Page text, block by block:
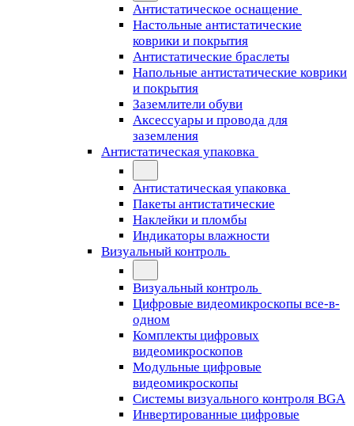
Антистатическое оснащение
Настольные антистатические
коврики и покрытия
Антистатические браслеты
Напольные антистатические коврики
и покрытия
Заземлители обуви
Аксессуары и провода для
заземления
Антистатическая упаковка
Антистатическая упаковка
Пакеты антистатические
Наклейки и пломбы
Индикаторы влажности
Визуальный контроль
Визуальный контроль
Цифровые видеомикроскопы все-в-
одном
Комплекты цифровых
видеомикроскопов
Модульные цифровые
видеомикроскопы
Cистемы визуального контроля BGA
Инвертированные цифровые